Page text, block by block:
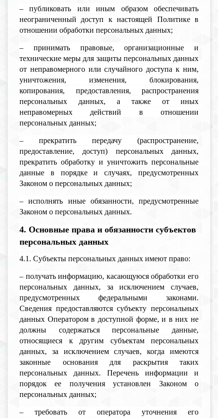
– публиковать или иным образом обеспечивать
неограниченный доступ к настоящей Политике в
отношении обработки персональных данных;
– принимать правовые, организационные и
технические меры для защиты персональных данных
от неправомерного или случайного доступа к ним,
уничтожения, изменения, блокирования,
копирования, предоставления, распространения
персональных данных, а также от иных
неправомерных действий в отношении
персональных данных;
– прекратить передачу (распространение,
предоставление, доступ) персональных данных,
прекратить обработку и уничтожить персональные
данные в порядке и случаях, предусмотренных
Законом о персональных данных;
– исполнять иные обязанности, предусмотренные
Законом о персональных данных.
4. Основные права и обязанности субъектов
персональных данных
4.1. Субъекты персональных данных имеют право:
– получать информацию, касающуюся обработки его
персональных данных, за исключением случаев,
предусмотренных федеральными законами.
Сведения предоставляются субъекту персональных
данных Оператором в доступной форме, и в них не
должны содержаться персональные данные,
относящиеся к другим субъектам персональных
данных, за исключением случаев, когда имеются
законные основания для раскрытия таких
персональных данных. Перечень информации и
порядок ее получения установлен Законом о
персональных данных;
– требовать от оператора уточнения его